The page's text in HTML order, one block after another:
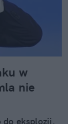
w
nie
do eksplozji,